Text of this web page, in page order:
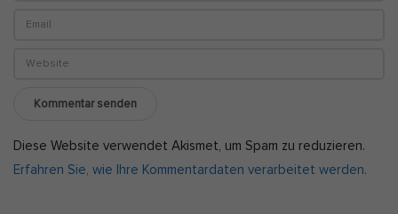
Diese Website verwendet Akismet, um Spam zu reduzieren.
Erfahren Sie, wie Ihre Kommentardaten verarbeitet werden.